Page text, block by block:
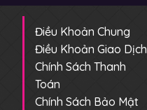
Điều Khoản Chung
Điều Khoản Giao Dịch
Chính Sách Thanh
Toán
Chính Sách Bảo Mật